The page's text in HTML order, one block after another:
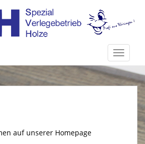
auf unserer Homepage